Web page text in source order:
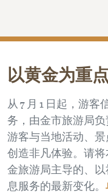
以黄金为重
从 7 月 1 日起，游
务，由金市旅游局
游客与当地活动、
创造非凡体验。请
金旅游局主导的、以
息服务的最新变化。